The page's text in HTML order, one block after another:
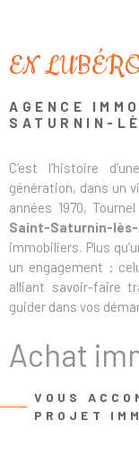
EN
AGENCE
SATURNIN-
C’est l’histoire
génération, dans un
années 1970,
Saint-Saturnin-
immobiliers. Plus
un engagement :
alliant savoir-faire
guider dans vos
Achat
Nous savons qu’une
essentiels : une
VOUS
PROJET